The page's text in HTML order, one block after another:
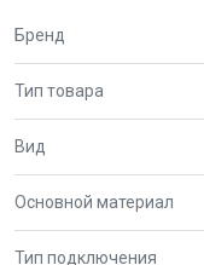
Бренд
Тип товара
Вид
Основной материал
Тип подключения